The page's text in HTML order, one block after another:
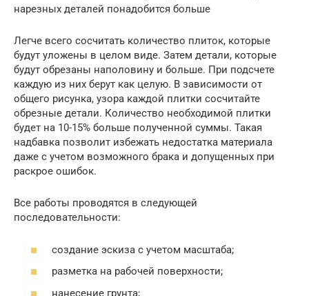
нарезных деталей понадобится больше
Легче всего сосчитать количество плиток, которые
будут уложены в целом виде. Затем детали, которые
будут обрезаны наполовину и больше. При подсчете
каждую из них берут как целую. В зависимости от
общего рисунка, узора каждой плитки сосчитайте
обрезные детали. Количество необходимой плитки
будет на 10-15% больше полученной суммы. Такая
надбавка позволит избежать недостатка материала
даже с учетом возможного брака и допущенных при
раскрое ошибок.
Все работы проводятся в следующей
последовательности:
создание эскиза с учетом масштаба;
разметка на рабочей поверхности;
нанесение грунта;